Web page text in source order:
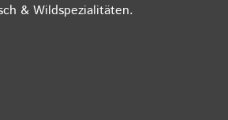
& Wildspezialitäten.